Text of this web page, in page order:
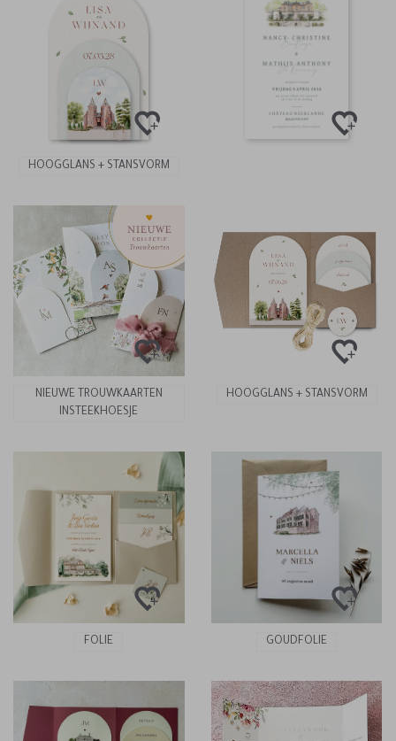
HOOGGLANS + STANSVORM
NIEUWE TROUWKAARTEN
INSTEEKHOESJE
HOOGGLANS + STANSVORM
FOLIE GOUDFOLIE